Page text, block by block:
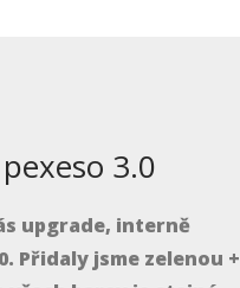
3.0
upgrade, interně
Přidaly jsme zelenou +